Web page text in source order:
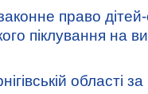
право дітей-
піклування на
області